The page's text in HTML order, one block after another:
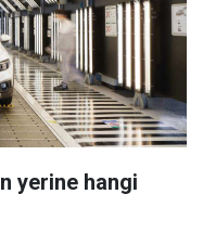
yerine hangi